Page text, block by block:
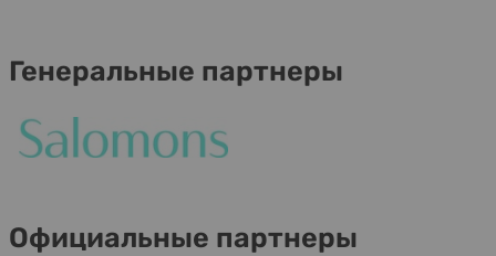
Генеральные партнеры
Официальные партнеры